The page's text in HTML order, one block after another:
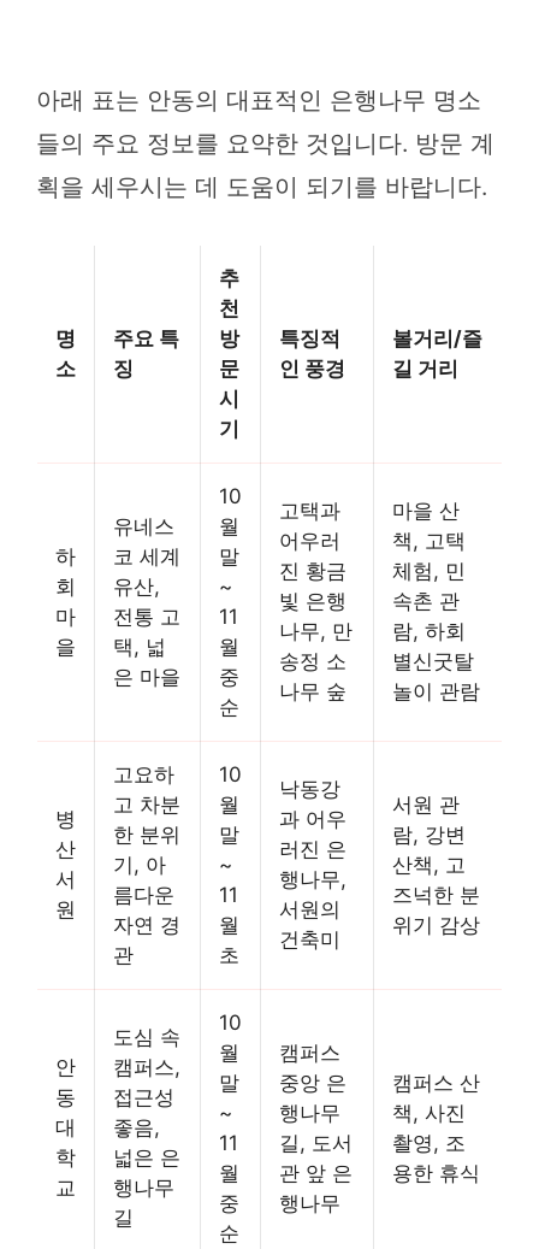
아래 표는 안동의 대표적인 은행나무 명소
들의 주요 정보를 요약한 것입니다. 방문 계
획을 세우시는 데 도움이 되기를 바랍니다.
명
소
주요 특
징
추
천
방
문
시
기
특징적
인 풍경
볼거리/즐
길 거리
하
회
마
을
유네스
코 세계
유산,
전통 고
택, 넓
은 마을
10
월
말
~
11
월
중
순
고택과
어우러
진 황금
빛 은행
나무, 만
송정 소
나무 숲
마을 산
책, 고택
체험, 민
속촌 관
람, 하회
별신굿탈
놀이 관람
병
산
서
원
고요하
고 차분
한 분위
기, 아
름다운
자연 경
관
10
월
말
~
11
월
초
낙동강
과 어우
러진 은
행나무,
서원의
건축미
서원 관
람, 강변
산책, 고
즈넉한 분
위기 감상
안
동
대
학
교
도심 속
캠퍼스,
접근성
좋음,
넓은 은
행나무
길
10
월
말
~
11
월
중
순
캠퍼스
중앙 은
행나무
길, 도서
관 앞 은
행나무
캠퍼스 산
책, 사진
촬영, 조
용한 휴식